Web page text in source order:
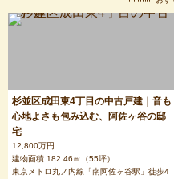
杉並区成田東4丁目の中古戸建｜音も
心地よさも包み込む、阿佐ヶ谷の邸
宅
12,800万円
建物面積 182.46㎡（55坪）
東京メトロ丸ノ内線「南阿佐ヶ谷駅」徒歩4